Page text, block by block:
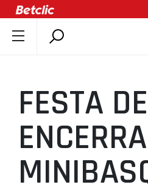
ÚLTIMAS
COMPETIÇÕES
ASSOCIAÇÕES
CLUBES
AGENTES
FESTA DE